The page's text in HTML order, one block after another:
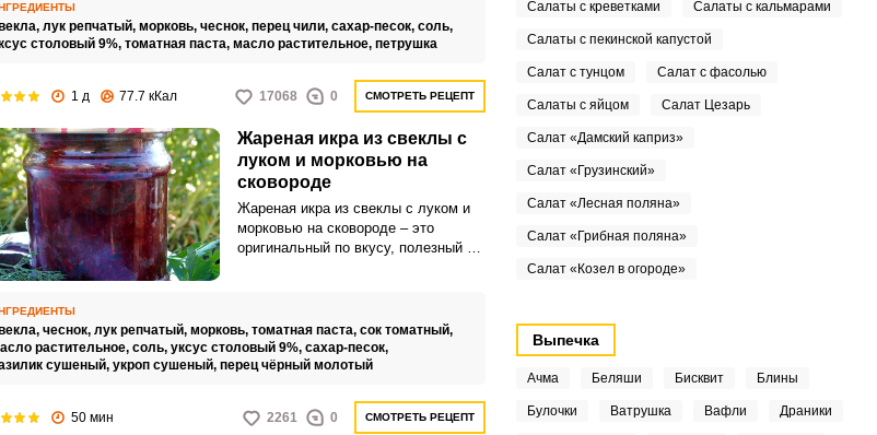
лук репчатый, морковь, чеснок, перец чили, сахар-песок, соль,
столовый 9%, томатная паста, масло растительное, петрушка
1 д 77.7 кКал 17068 0 СМОТРЕТЬ РЕЦЕПТ
Жареная икра из свеклы с
луком и морковью на
сковороде
Жареная икра из свеклы с луком и
морковью на сковороде – это
оригинальный по вкусу, полезный и
намазывать на хлеб или
использовать для приготовления
интересных холодных закусок.
чеснок, лук репчатый, морковь, томатная паста, сок томатный,
растительное, соль, уксус столовый 9%, сахар-песок,
сушеный, укроп сушеный, перец чёрный молотый
50 мин 2261 0 СМОТРЕТЬ РЕЦЕПТ
Салаты с креветками Салаты с кальмарами
Салаты с пекинской капустой
Салат с тунцом Салат с фасолью
Салаты с яйцом Салат Цезарь
Салат «Дамский каприз»
Салат «Грузинский»
Салат «Лесная поляна»
Салат «Грибная поляна»
Салат «Козел в огороде»
Выпечка
Ачма Беляши Бисквит Блины
Булочки Ватрушка Вафли Драники